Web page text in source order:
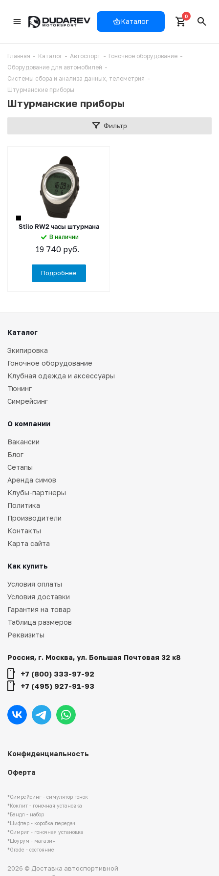
Каталог
0
Главная - Каталог - Автоспорт - Гоночное оборудование -
Оборудование для автомобилей -
Системы сбора и анализа данных, телеметрия -
Штурманские приборы
Штурманские приборы
Фильтр
Stilo RW2 часы штурмана
В наличии
19 740руб.
Подробнее
*Симрейсинг - симулятор гонок
*Кокпит - гоночная установка
*Бандл - набор
*Шифтер - коробка передач
*Симриг - гоночная установка
*Шоурум - магазин
*Grade - состояние
2026 © Доставка автоспортивной
Конфиденциальность
Оферта
Каталог
Экипировка
Гоночное оборудование
Клубная одежда и аксессуары
Тюнинг
Симрейсинг
О компании
Вакансии
Блог
Сетапы
Аренда симов
Клубы-партнеры
Политика
Производители
Контакты
Карта сайта
Как купить
Условия оплаты
Условия доставки
Гарантия на товар
Таблица размеров
Реквизиты
Россия, г. Москва, ул. Большая Почтовая 32 к8
+7 (800) 333-97-92
+7 (495) 927-91-93